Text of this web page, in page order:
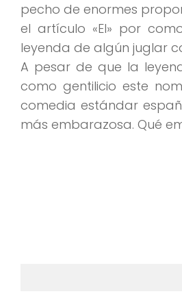
pecho de enormes
el artículo «El» por
leyenda de algún juglar
A pesar de que la
como gentilicio este
comedia estándar
más embarazosa. Qué